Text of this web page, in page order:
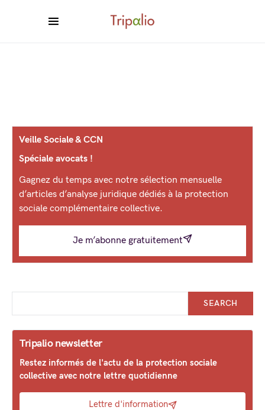
Veille Sociale & CCN
Spéciale avocats !
Gagnez du temps avec notre sélection mensuelle
d’articles d’analyse juridique dédiés à la protection
sociale complémentaire collective.
Je m’abonne gratuitement
SEARCH
Tripalio newsletter
Restez informés de l'actu de la protection sociale
collective avec notre lettre quotidienne
Lettre d'information